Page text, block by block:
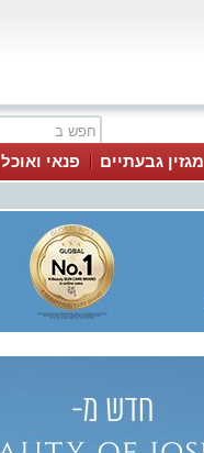
מגזין גבעתיים פנאי ואוכל